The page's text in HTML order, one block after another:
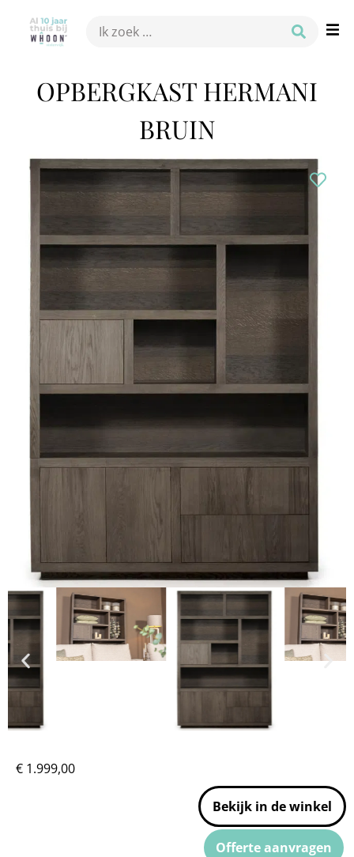
OPBERGKAST HERMANI
BRUIN
€ 1.999,00
Bekijk in de winkel
Offerte aanvragen